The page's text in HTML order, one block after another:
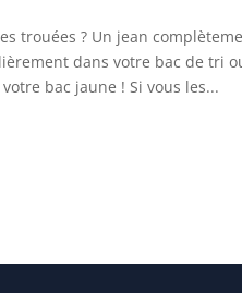
trouées ? Un jean
dans votre bac de tri
bac jaune ! Si vous les...